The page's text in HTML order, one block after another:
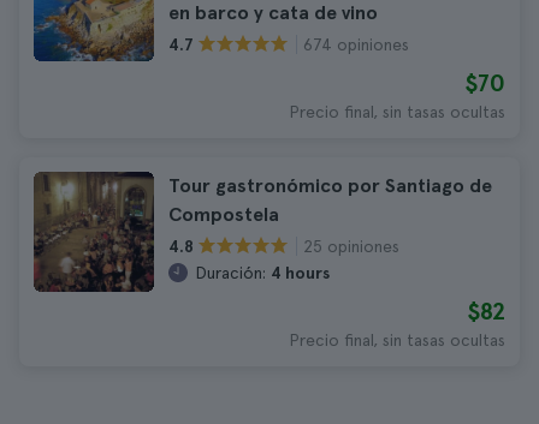
en barco y cata de vino
4.7 674 opiniones
$70
Precio final, sin tasas ocultas
Tour gastronómico por Santiago de
Compostela
4.8
25 opiniones
Duración: 4 hours
$82
Precio final, sin tasas ocultas